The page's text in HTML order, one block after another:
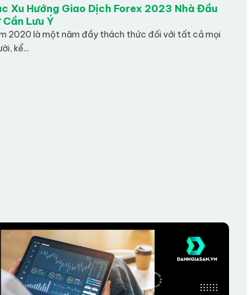
Xu Hướng Giao Dịch Forex 2023 Nhà Đầu
Cần Lưu Ý
2020 là một năm đầy thách thức đối với tất cả mọi
kể...